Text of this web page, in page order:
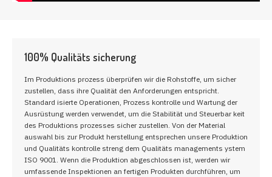
100% Qualitäts sicherung
Im Produktions prozess überprüfen wir die Rohstoffe, um sicher
zustellen, dass ihre Qualität den Anforderungen entspricht.
Standard isierte Operationen, Prozess kontrolle und Wartung der
Ausrüstung werden verwendet, um die Stabilität und Steuerbar keit
des Produktions prozesses sicher zustellen. Von der Material
auswahl bis zur Produkt herstellung entsprechen unsere Produktion
und Qualitäts kontrolle streng dem Qualitäts managements ystem
ISO 9001. Wenn die Produktion abgeschlossen ist, werden wir
umfassende Inspektionen an fertigen Produkten durchführen, um